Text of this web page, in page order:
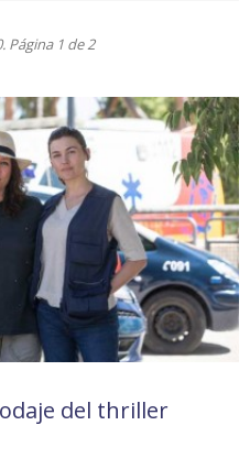
Página 1 de 2
del thriller